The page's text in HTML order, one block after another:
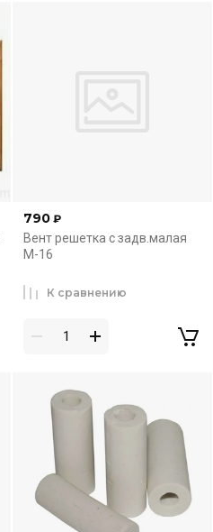
790 ₽
Вент решетка с задв.малая
М-16
К сравнению